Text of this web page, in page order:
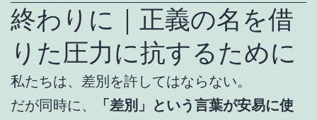
終わりに｜正義の名を借
りた圧力に抗するために
私たちは、差別を許してはならない。
だが同時に、
「差別」という言葉が安易に使